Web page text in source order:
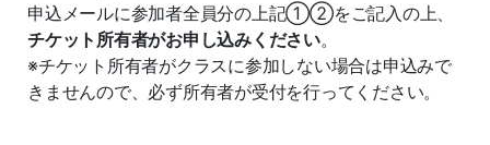
申込メールに参加者全員分の上記①②をご記入の上、
チケット所有者がお申し込みください。
※チケット所有者がクラスに参加しない場合は申込みで
きませんので、必ず所有者が受付を行ってください。